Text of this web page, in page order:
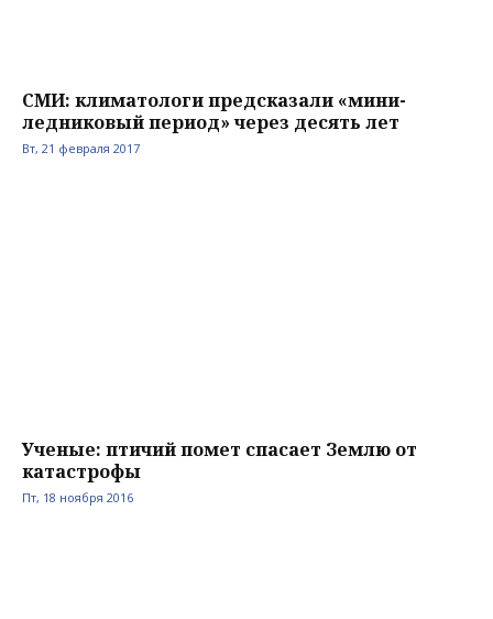
СМИ: климатологи предсказали «мини-
ледниковый период» через десять лет
Вт, 21 февраля 2017
Ученые: птичий помет спасает Землю от
катастрофы
Пт, 18 ноября 2016